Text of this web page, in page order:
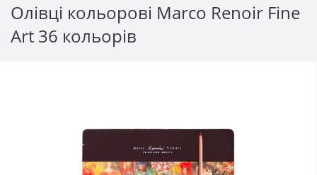
Олівці кольорові Marco Renoir Fine
Art 36 кольорів